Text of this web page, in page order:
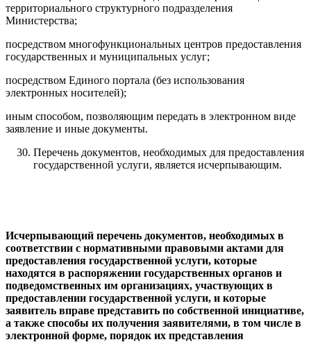
территориального структурного подразделения
Министерства;
посредством многофункциональных центров предоставления
государственных и муниципальных услуг;
посредством Единого портала (без использования
электронных носителей);
иным способом, позволяющим передать в электронном виде
заявление и иные документы.
Перечень документов, необходимых для предоставления
государственной услуги, является исчерпывающим.
Исчерпывающий перечень документов, необходимых в
соответствии с нормативными правовыми актами для
предоставления государственной услуги, которые
находятся в распоряжении государственных органов и
подведомственных им организациях, участвующих в
предоставлении государственной услуги, и которые
заявитель вправе представить по собственной инициативе,
а также способы их получения заявителями, в том числе в
электронной форме, порядок их представления